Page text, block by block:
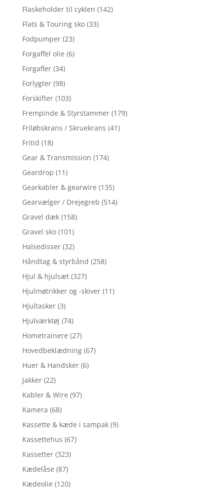
Flaskeholder til cyklen (142)
Flats & Touring sko (33)
Fodpumper (23)
Forgaffel olie (6)
Forgafler (34)
Forlygter (98)
Forskifter (103)
Frempinde & Styrstammer (179)
Friløbskrans / Skruekrans (41)
Fritid (18)
Gear & Transmission (174)
Geardrop (11)
Gearkabler & gearwire (135)
Gearvælger / Drejegreb (514)
Gravel dæk (158)
Gravel sko (101)
Halsedisser (32)
Håndtag & styrbånd (258)
Hjul & hjulsæt (327)
Hjulmøtrikker og -skiver (11)
Hjultasker (3)
Hjulværktøj (74)
Hometrainere (27)
Hovedbeklædning (67)
Huer & Handsker (6)
Jakker (22)
Kabler & Wire (97)
Kamera (68)
Kassette & kæde i sampak (9)
Kassettehus (67)
Kassetter (323)
Kædelåse (87)
Kædeolie (120)